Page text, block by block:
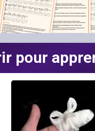
pour